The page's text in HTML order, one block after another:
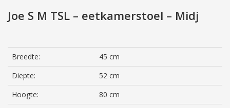
Joe S M TSL – eetkamerstoel – Midj
Breedte:
45 cm
Diepte:
52 cm
Hoogte:
80 cm